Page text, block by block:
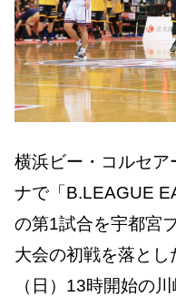
横浜ビー・コルセ
ナで「B.LEAGUE
の第1試合を宇都宮
大会の初戦を落とし
（日）13時開始の